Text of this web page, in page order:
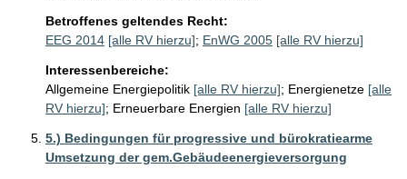
Betroffenes geltendes Recht:
EEG 2014 [alle RV hierzu]; EnWG 2005 [alle RV hierzu]
Interessenbereiche:
Allgemeine Energiepolitik [alle RV hierzu]; Energienetze [alle
RV hierzu]; Erneuerbare Energien [alle RV hierzu]
5.) Bedingungen für progressive und bürokratiearme
Umsetzung der gem.Gebäudeenergieversorgung